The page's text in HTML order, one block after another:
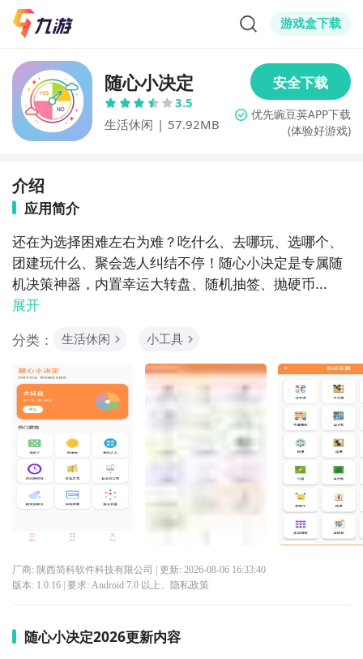
游戏盒下载
随心小决定
3.5
生活休闲 | 57.92MB (体验好游戏)
介绍
应用简介
还在为选择困难左右为难？吃什么、去哪玩、选哪个、
团建玩什么、聚会选人纠结不停！随心小决定是专属随
机决策神器，内置幸运大转盘、随机抽签、抛硬币...
展开
分类：
生活休闲 小工具
厂商: 陕西简科软件科技有限公司 | 更新: 2026-08-06 16:33:40
版本: 1.0.16| 要求: Android 7.0 以上、 隐私政策
随心小决定2026更新内容